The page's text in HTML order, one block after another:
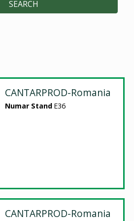
SEARCH
CANTARPROD-Romania
Numar Stand E36
CANTARPROD-Romania